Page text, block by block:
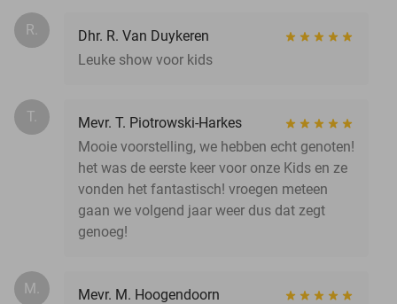
R.
Dhr. R. Van Duykeren
Leuke show voor kids
T.
Mevr. T. Piotrowski-Harkes
Mooie voorstelling, we hebben echt genoten!
het was de eerste keer voor onze Kids en ze
vonden het fantastisch! vroegen meteen
gaan we volgend jaar weer dus dat zegt
genoeg!
M.
Mevr. M. Hoogendoorn